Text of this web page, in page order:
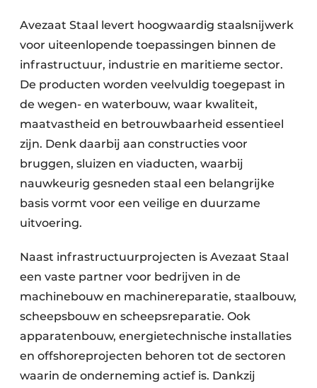
Vacature aanmelden
Avezaat Staal levert hoogwaardig staalsnijwerk
voor uiteenlopende toepassingen binnen de
infrastructuur, industrie en maritieme sector.
De producten worden veelvuldig toegepast in
de wegen- en waterbouw, waar kwaliteit,
maatvastheid en betrouwbaarheid essentieel
zijn. Denk daarbij aan constructies voor
bruggen, sluizen en viaducten, waarbij
nauwkeurig gesneden staal een belangrijke
basis vormt voor een veilige en duurzame
uitvoering.
Naast infrastructuurprojecten is Avezaat Staal
een vaste partner voor bedrijven in de
machinebouw en machinereparatie, staalbouw,
scheepsbouw en scheepsreparatie. Ook
apparatenbouw, energietechnische installaties
en offshoreprojecten behoren tot de sectoren
waarin de onderneming actief is. Dankzij